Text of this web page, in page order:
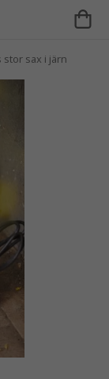
stor sax i järn